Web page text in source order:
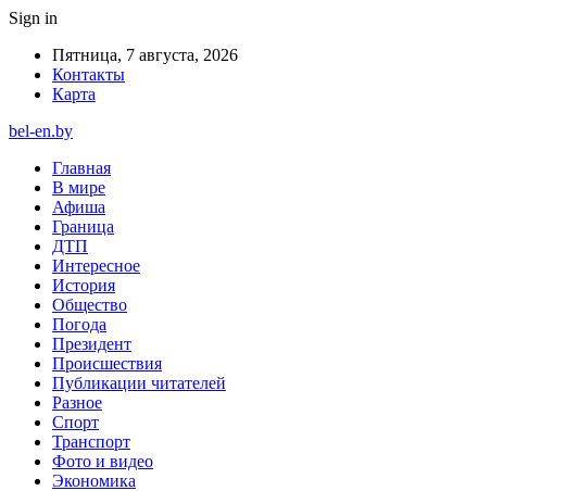
Sign in
Пятница, 7 августа, 2026
Контакты
Карта
bel-en.by
Главная
В мире
Афиша
Граница
ДТП
Интересное
История
Общество
Погода
Президент
Происшествия
Публикации читателей
Разное
Спорт
Транспорт
Фото и видео
Экономика